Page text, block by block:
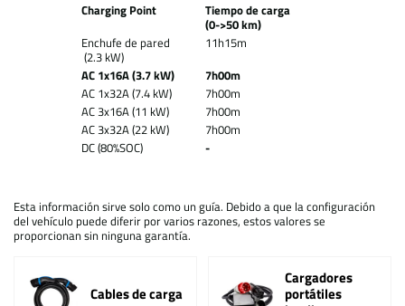
Charging Point
Tiempo de carga
(0->50 km)
Enchufe de pared
(2.3 kW)
11h15m
AC 1x16A (3.7 kW)
7h00m
AC 1x32A (7.4 kW)
7h00m
AC 3x16A (11 kW)
7h00m
AC 3x32A (22 kW)
7h00m
DC (80%SOC)
-
Esta información sirve solo como un guía. Debido a que la configuración
del vehículo puede diferir por varios razones, estos valores se
proporcionan sin ninguna garantía.
Cables de carga
Cargadores
portátiles